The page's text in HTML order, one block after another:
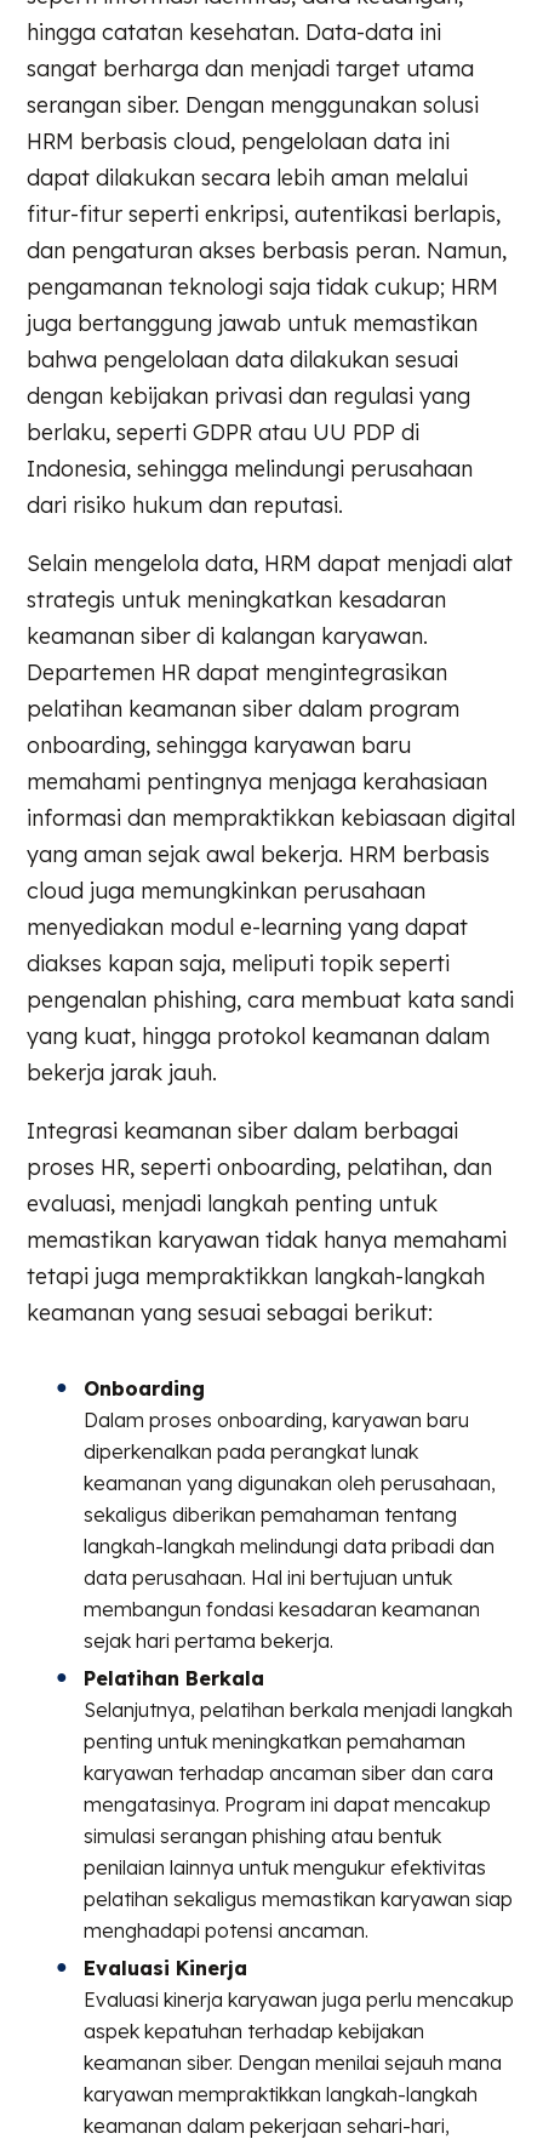
hingga catatan kesehatan. Data-data ini
sangat berharga dan menjadi target utama
serangan siber. Dengan menggunakan solusi
HRM berbasis cloud, pengelolaan data ini
dapat dilakukan secara lebih aman melalui
fitur-fitur seperti enkripsi, autentikasi berlapis,
dan pengaturan akses berbasis peran. Namun,
pengamanan teknologi saja tidak cukup; HRM
juga bertanggung jawab untuk memastikan
bahwa pengelolaan data dilakukan sesuai
dengan kebijakan privasi dan regulasi yang
berlaku, seperti GDPR atau UU PDP di
Indonesia, sehingga melindungi perusahaan
dari risiko hukum dan reputasi.
Selain mengelola data, HRM dapat menjadi alat
strategis untuk meningkatkan kesadaran
keamanan siber di kalangan karyawan.
Departemen HR dapat mengintegrasikan
pelatihan keamanan siber dalam program
onboarding, sehingga karyawan baru
memahami pentingnya menjaga kerahasiaan
informasi dan mempraktikkan kebiasaan digital
yang aman sejak awal bekerja. HRM berbasis
cloud juga memungkinkan perusahaan
menyediakan modul e-learning yang dapat
diakses kapan saja, meliputi topik seperti
pengenalan phishing, cara membuat kata sandi
yang kuat, hingga protokol keamanan dalam
bekerja jarak jauh.
Integrasi keamanan siber dalam berbagai
proses HR, seperti onboarding, pelatihan, dan
evaluasi, menjadi langkah penting untuk
memastikan karyawan tidak hanya memahami
tetapi juga mempraktikkan langkah-langkah
keamanan yang sesuai sebagai berikut:
Onboarding
Dalam proses onboarding, karyawan baru
diperkenalkan pada perangkat lunak
keamanan yang digunakan oleh perusahaan,
sekaligus diberikan pemahaman tentang
langkah-langkah melindungi data pribadi dan
data perusahaan. Hal ini bertujuan untuk
membangun fondasi kesadaran keamanan
sejak hari pertama bekerja.
Pelatihan Berkala
Selanjutnya, pelatihan berkala menjadi langkah
penting untuk meningkatkan pemahaman
karyawan terhadap ancaman siber dan cara
mengatasinya. Program ini dapat mencakup
simulasi serangan phishing atau bentuk
penilaian lainnya untuk mengukur efektivitas
pelatihan sekaligus memastikan karyawan siap
menghadapi potensi ancaman.
Evaluasi Kinerja
Evaluasi kinerja karyawan juga perlu mencakup
aspek kepatuhan terhadap kebijakan
keamanan siber. Dengan menilai sejauh mana
karyawan mempraktikkan langkah-langkah
keamanan dalam pekerjaan sehari-hari,